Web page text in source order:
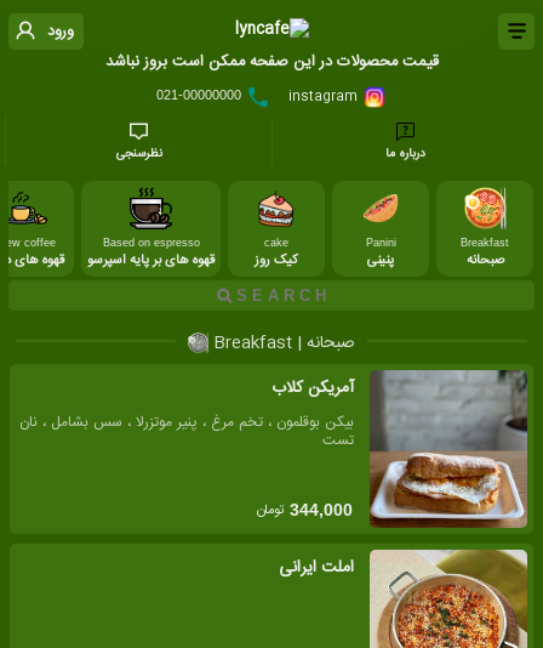
ورود
قیمت محصولات در این صفحه ممکن است بروز نباشد
021-00000000
درباره ما نظرسنجی
Breakfast
صبحانه
Panini
پنینی
cake
کیک روز
Based on espresso
قهوه های بر پایه اسپرسو
coffee
قهوه های
صبحانه | Breakfast
آمریکن کلاب
بیکن بوقلمون ، تخم مرغ ، پنیر موتزرلا ، سس بشامل ، نان
تست
344,000 تومان
املت ایرانی